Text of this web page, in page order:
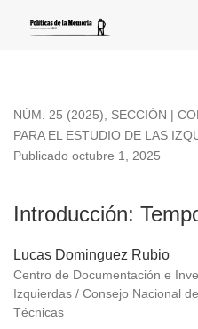
NÚM. 25 (2025), SECCIÓN |
PARA EL ESTUDIO DE LAS
Introducción:
Publicado octubre 1, 2025
Lucas Dominguez Rubio
Centro de Documentación e
Izquierdas / Consejo Nacional
Técnicas